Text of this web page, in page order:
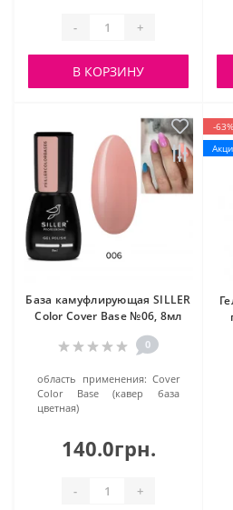
- +
В КОРЗИНУ
База камуфлирующая SILLER
Color Cover Base №06, 8мл
0
область применения: Cover
Color Base (кавер база
цветная)
140.0грн.
- +
-63%